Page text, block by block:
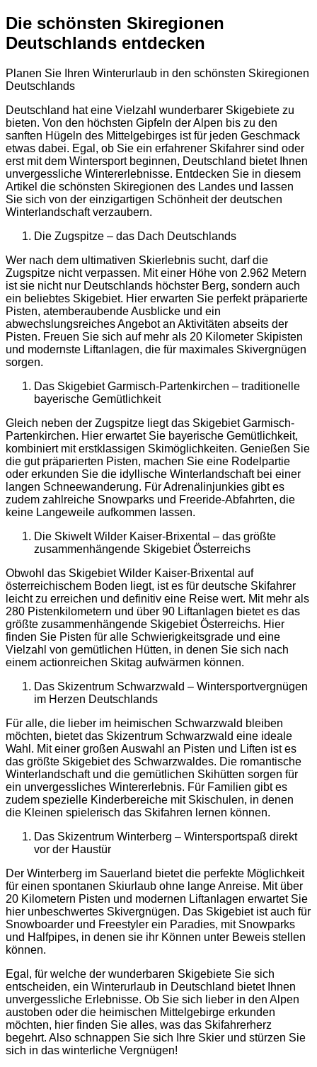
Die schönsten Skiregionen
Deutschlands entdecken
Planen Sie Ihren Winterurlaub in den schönsten Skiregionen
Deutschlands
Deutschland hat eine Vielzahl wunderbarer Skigebiete zu
bieten. Von den höchsten Gipfeln der Alpen bis zu den
sanften Hügeln des Mittelgebirges ist für jeden Geschmack
etwas dabei. Egal, ob Sie ein erfahrener Skifahrer sind oder
erst mit dem Wintersport beginnen, Deutschland bietet Ihnen
unvergessliche Wintererlebnisse. Entdecken Sie in diesem
Artikel die schönsten Skiregionen des Landes und lassen
Sie sich von der einzigartigen Schönheit der deutschen
Winterlandschaft verzaubern.
Die Zugspitze – das Dach Deutschlands
Wer nach dem ultimativen Skierlebnis sucht, darf die
Zugspitze nicht verpassen. Mit einer Höhe von 2.962 Metern
ist sie nicht nur Deutschlands höchster Berg, sondern auch
ein beliebtes Skigebiet. Hier erwarten Sie perfekt präparierte
Pisten, atemberaubende Ausblicke und ein
abwechslungsreiches Angebot an Aktivitäten abseits der
Pisten. Freuen Sie sich auf mehr als 20 Kilometer Skipisten
und modernste Liftanlagen, die für maximales Skivergnügen
sorgen.
Das Skigebiet Garmisch-Partenkirchen – traditionelle
bayerische Gemütlichkeit
Gleich neben der Zugspitze liegt das Skigebiet Garmisch-
Partenkirchen. Hier erwartet Sie bayerische Gemütlichkeit,
kombiniert mit erstklassigen Skimöglichkeiten. Genießen Sie
die gut präparierten Pisten, machen Sie eine Rodelpartie
oder erkunden Sie die idyllische Winterlandschaft bei einer
langen Schneewanderung. Für Adrenalinjunkies gibt es
zudem zahlreiche Snowparks und Freeride-Abfahrten, die
keine Langeweile aufkommen lassen.
Die Skiwelt Wilder Kaiser-Brixental – das größte
zusammenhängende Skigebiet Österreichs
Obwohl das Skigebiet Wilder Kaiser-Brixental auf
österreichischem Boden liegt, ist es für deutsche Skifahrer
leicht zu erreichen und definitiv eine Reise wert. Mit mehr als
280 Pistenkilometern und über 90 Liftanlagen bietet es das
größte zusammenhängende Skigebiet Österreichs. Hier
finden Sie Pisten für alle Schwierigkeitsgrade und eine
Vielzahl von gemütlichen Hütten, in denen Sie sich nach
einem actionreichen Skitag aufwärmen können.
Das Skizentrum Schwarzwald – Wintersportvergnügen
im Herzen Deutschlands
Für alle, die lieber im heimischen Schwarzwald bleiben
möchten, bietet das Skizentrum Schwarzwald eine ideale
Wahl. Mit einer großen Auswahl an Pisten und Liften ist es
das größte Skigebiet des Schwarzwaldes. Die romantische
Winterlandschaft und die gemütlichen Skihütten sorgen für
ein unvergessliches Wintererlebnis. Für Familien gibt es
zudem spezielle Kinderbereiche mit Skischulen, in denen
die Kleinen spielerisch das Skifahren lernen können.
Das Skizentrum Winterberg – Wintersportspaß direkt
vor der Haustür
Der Winterberg im Sauerland bietet die perfekte Möglichkeit
für einen spontanen Skiurlaub ohne lange Anreise. Mit über
20 Kilometern Pisten und modernen Liftanlagen erwartet Sie
hier unbeschwertes Skivergnügen. Das Skigebiet ist auch für
Snowboarder und Freestyler ein Paradies, mit Snowparks
und Halfpipes, in denen sie ihr Können unter Beweis stellen
können.
Egal, für welche der wunderbaren Skigebiete Sie sich
entscheiden, ein Winterurlaub in Deutschland bietet Ihnen
unvergessliche Erlebnisse. Ob Sie sich lieber in den Alpen
austoben oder die heimischen Mittelgebirge erkunden
möchten, hier finden Sie alles, was das Skifahrerherz
begehrt. Also schnappen Sie sich Ihre Skier und stürzen Sie
sich in das winterliche Vergnügen!